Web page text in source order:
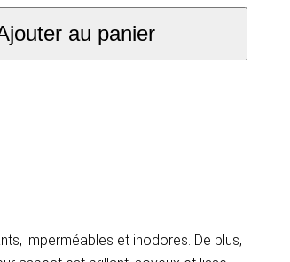
au panier
imperméables et inodores. De plus,